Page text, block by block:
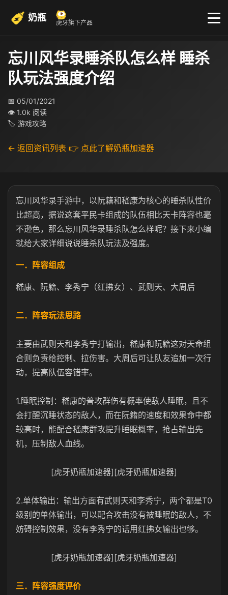
奶瓶 虎牙旗下产品
忘川风华录睡杀队怎么样 睡杀
队玩法强度介绍
📅 05/01/2021
👁 1.0k 阅读
🏷 游戏攻略
← 返回资讯列表 👉 点此了解奶瓶加速器
忘川风华录手游中，以阮籍和嵇康为核心的睡杀队性价
比超高，据说这套平民卡组成的队伍相比天卡阵容也毫
不逊色，那么忘川风华录睡杀队怎么样呢？接下来小编
就给大家详细说说睡杀队玩法及强度。
一．阵容组成
嵇康、阮籍、李秀宁（红拂女）、武则天、大周后
二．阵容玩法思路
主要由武则天和李秀宁打输出，嵇康和阮籍这对天命组
合则负责给控制、拉伤害。大周后可让队友追加一次行
动，提高队伍容错率。
1.睡眠控制：嵇康的普攻群伤有概率使敌人睡眠，且不
会打醒沉睡状态的敌人，而在阮籍的速度和效果命中都
较高时，能配合嵇康群攻提升睡眠概率，抢占输出先
机，压制敌人血线。
[虎牙奶瓶加速器][虎牙奶瓶加速器]
2.单体输出：输出方面有武则天和李秀宁，两个都是T0
级别的单体输出，可以配合攻击没有被睡眠的敌人，不
妨碍控制效果，没有李秀宁的话用红拂女输出也够。
[虎牙奶瓶加速器][虎牙奶瓶加速器]
三．阵容强度评价